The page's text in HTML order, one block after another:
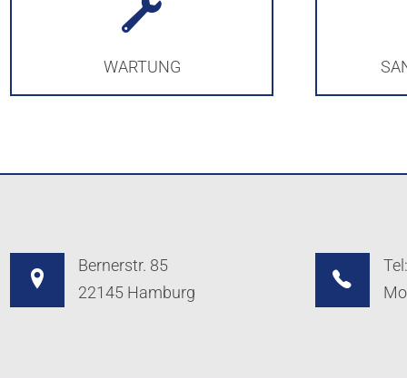
WARTUNG
Bernerstr. 85
22145 Hamburg